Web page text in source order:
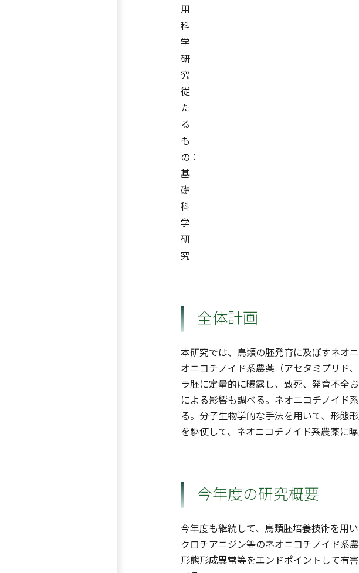
用
科
学
研
究
従
た
る
も
の：
基
礎
科
学
研
究
全体計画
本研究では、鳥類の胚発育に及ぼすネオ
オニコチノイド系農薬（アセタミプリド
ラ胚に定量的に曝露し、致死、発育不全
による影響も調べる。ネオニコチノイド
る。分子生物学的な手法を用いて、形態
を駆使して、ネオニコチノイド系農薬に
今年度の研究概要
今年度も継続して、鳥類胚培養技術を用
クロチアニジン等のネオニコチノイド系
形態形成異常等をエンドポイントして有